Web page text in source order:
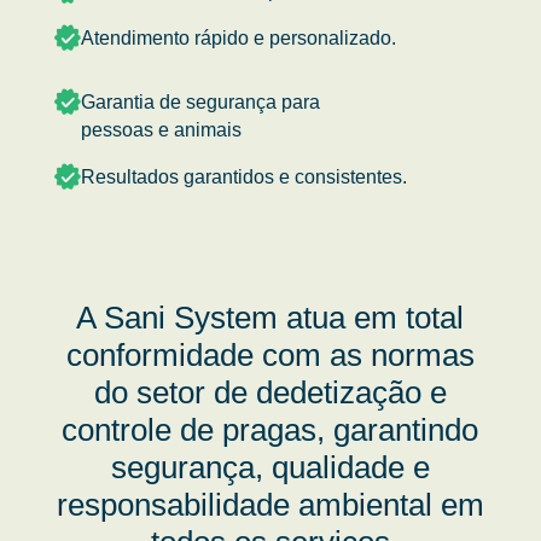
Atendimento rápido e personalizado.
Garantia de segurança para
pessoas e animais
Resultados garantidos e consistentes.
A Sani System atua em total
conformidade com as normas
do setor de dedetização e
controle de pragas, garantindo
segurança, qualidade e
responsabilidade ambiental em